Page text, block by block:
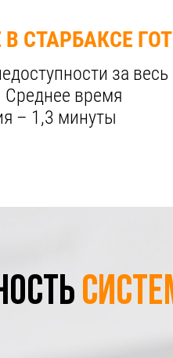
СТАРБАКСЕ
за весь
время
– 1,3 минуты